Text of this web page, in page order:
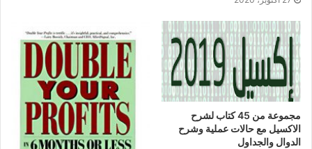
مجموعة من 45 كتاب لشرح
الاكسيل مع حالات عملية وشرح
الدوال والجداول